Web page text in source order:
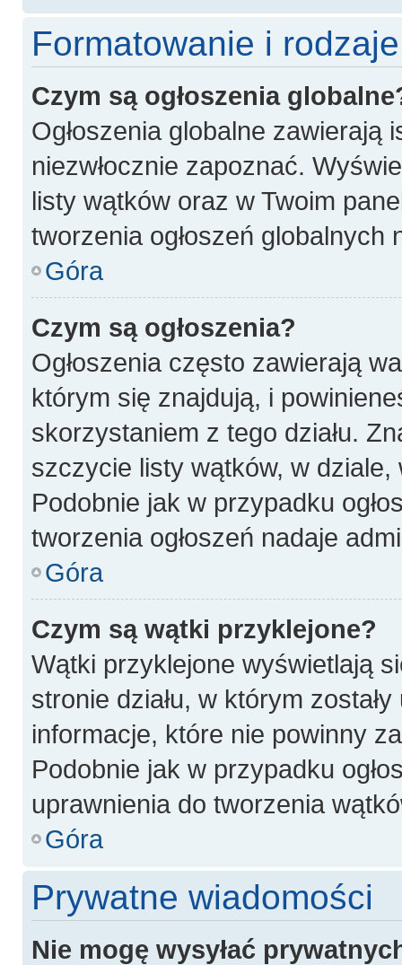
Formatowanie i
Czym są ogłoszenia
Ogłoszenia globalne
niezwłocznie zapoznać.
listy wątków oraz w Twoim
tworzenia ogłoszeń globalnych
Góra
Czym są ogłoszenia?
Ogłoszenia często zawierają
którym się znajdują, i
skorzystaniem z tego działu.
szczycie listy wątków, w
Podobnie jak w przypadku
tworzenia ogłoszeń nadaje
Góra
Czym są wątki przyklejone?
Wątki przyklejone wyświetlają
stronie działu, w którym
informacje, które nie powinny
Podobnie jak w przypadku
uprawnienia do tworzenia
Góra
Prywatne wiadomości
Nie mogę wysyłać